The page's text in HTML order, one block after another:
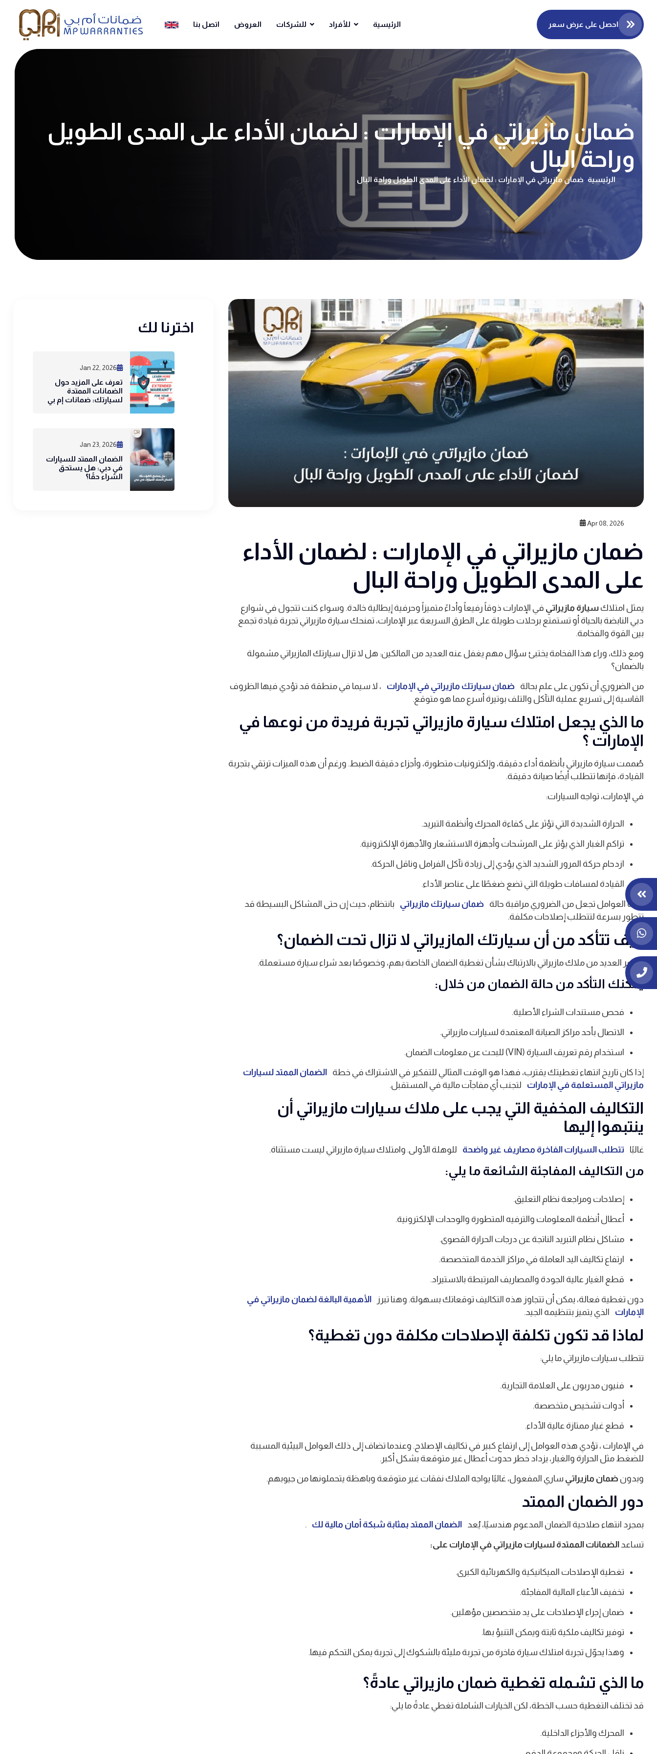
الرئيسية للأفراد للشركات العروض اتصل بنا احصل على عرض سعر
ضمان مازيراتي في الإمارات : لضمان الأداء على المدى الطويل
وراحة البال
الرئيسية ضمان مازيراتي في الإمارات : لضمان الأداء على المدى الطويل وراحة البال
Apr 08, 2026
ضمان مازيراتي في الإمارات : لضمان الأداء
على المدى الطويل وراحة البال
يمثل امتلاك سيارة مازيراتي في الإمارات ذوقاً رفيعاً وأداءً متميزاً وحرفية إيطالية خالدة. وسواء كنت تتجول في شوارع
دبي النابضة بالحياة أو تستمتع برحلات طويلة على الطرق السريعة عبر الإمارات، تمنحك سيارة مازيراتي تجربة قيادة تجمع
بين القوة والفخامة.
ومع ذلك، وراء هذا الفخامة يختبئ سؤال مهم يغفل عنه العديد من المالكين: هل لا تزال سيارتك المازيراتي مشمولة
بالضمان؟
من الضروري أن تكون على علم بحالة ضمان سيارتك مازيراتي في الإمارات
، لا سيما في منطقة قد تؤدي فيها الظروف
القاسية إلى تسريع عملية التآكل والتلف بوتيرة أسرع مما هو متوقع.
ما الذي يجعل امتلاك سيارة مازيراتي تجربة فريدة من نوعها في
الإمارات ؟
صُممت سيارة مازيراتي بأنظمة أداء دقيقة، وإلكترونيات متطورة، وأجزاء دقيقة الضبط. ورغم أن هذه الميزات ترتقي بتجربة
القيادة، فإنها تتطلب أيضًا صيانة دقيقة.
في الإمارات، تواجه السيارات:
الحرارة الشديدة التي تؤثر على كفاءة المحرك وأنظمة التبريد.
تراكم الغبار الذي يؤثر على المرشحات وأجهزة الاستشعار والأجهزة الإلكترونية.
ازدحام حركة المرور الشديد الذي يؤدي إلى زيادة تآكل الفرامل وناقل الحركة.
القيادة لمسافات طويلة التي تضع ضغطًا على عناصر الأداء.
هذه العوامل تجعل من الضروري مراقبة حالة ضمان سيارتك مازيراتي
بانتظام، حيث إن حتى المشاكل البسيطة قد
تتطور بسرعة لتتطلب إصلاحات مكلفة.
كيف تتأكد من أن سيارتك المازيراتي لا تزال تحت الضمان؟
يشعر العديد من ملاك مازيراتي بالارتباك بشأن تغطية الضمان الخاصة بهم، وخصوصًا بعد شراء سيارة مستعملة.
يمكنك التأكد من حالة الضمان من خلال:
فحص مستندات الشراء الأصلية.
الاتصال بأحد مراكز الصيانة المعتمدة لسيارات مازيراتي.
استخدام رقم تعريف السيارة (VIN) للبحث عن معلومات الضمان.
إذا كان تاريخ انتهاء تغطيتك يقترب، فهذا هو الوقت المثالي للتفكير في الاشتراك في خطة الضمان الممتد لسيارات
مازيراتي المستعلمة في الإمارات
لتجنب أي مفاجآت مالية في المستقبل.
التكاليف المخفية التي يجب على ملاك سيارات مازيراتي أن
ينتبهوا إليها
غالبًا تتطلب السيارات الفاخرة مصاريف غير واضحة للوهلة الأولى. وامتلاك سيارة مازيراتي ليست مستثناة.
من التكاليف المفاجئة الشائعة ما يلي:
إصلاحات ومراجعة نظام التعليق.
أعطال أنظمة المعلومات والترفيه المتطورة والوحدات الإلكترونية.
مشاكل نظام التبريد الناتجة عن درجات الحرارة القصوى.
ارتفاع تكاليف اليد العاملة في مراكز الخدمة المتخصصة.
قطع الغيار عالية الجودة والمصاريف المرتبطة بالاستيراد.
دون تغطية فعالة، يمكن أن تتجاوز هذه التكاليف توقعاتك بسهولة. وهنا تبرز
الأهمية البالغة لضمان مازيراتي في
الإمارات
الذي يتميز بتنظيمه الجيد.
لماذا قد تكون تكلفة الإصلاحات مكلفة دون تغطية؟
تتطلب سيارات مازيراتي ما يلي:
فنيون مدربون على العلامة التجارية.
أدوات تشخيص متخصصة.
قطع غيار ممتازة عالية الأداء.
في الإمارات ، تؤدي هذه العوامل إلى ارتفاع كبير في تكاليف الإصلاح. وعندما تضاف إلى ذلك العوامل البيئية المسببة
للضغط مثل الحرارة والغبار، يزداد خطر حدوث أعطال غير متوقعة بشكل أكبر.
وبدون ضمان مازيراتي ساري المفعول، غالبًا يواجه الملاك نفقات غير متوقعة وباهظة يتحملونها من جيوبهم.
دور الضمان الممتد
بمجرد انتهاء صلاحية الضمان المدعوم هندسيًا، يُعد الضمان الممتد بمثابة شبكة أمان مالية لك .
تساعد الضمانات الممتدة لسيارات مازيراتي في الإمارات على:
تغطية الإصلاحات الميكانيكية والكهربائية الكبرى.
تخفيف الأعباء المالية المفاجئة.
ضمان إجراء الإصلاحات على يد متخصصين مؤهلين.
توفير تكاليف ملكية ثابتة ويمكن التنبؤ بها.
وهذا يحوّل تجربة امتلاك سيارة فاخرة من تجربة مليئة بالشكوك إلى تجربة يمكن التحكم فيها.
ما الذي تشمله تغطية ضمان مازيراتي عادةً؟
قد تختلف التغطية حسب الخطة، لكن الخيارات الشاملة تغطي عادةً ما يلي:
المحرك والأجزاء الداخلية.
اخترنا لك
Jan 22, 2026
تعرف على المزيد حول
الضمانات الممتدة
لسيارتك: ضمانات إم بي
Jan 23, 2026
الضمان الممتد للسيارات
في دبي: هل يستحق
الشراء حقًا؟